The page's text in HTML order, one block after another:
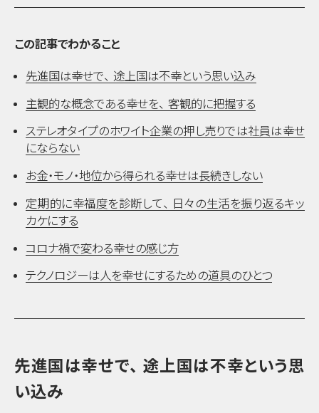
この記事でわかること
先進国は幸せで、 途上国は不幸という思い込み
主観的な概念である幸せを、 客観的に把握する
ステレオタイプのホワイト企業の押し売りでは社員は幸せ
にならない
お金・モノ・地位から得られる幸せは長続きしない
定期的に幸福度を診断して、
日々の生活を振り返るキッ
カケにする
コロナ禍で変わる幸せの感じ方
テクノロジーは人を幸せにするための道具のひとつ
先進国は幸せで、 途上国は不幸という思
い込み